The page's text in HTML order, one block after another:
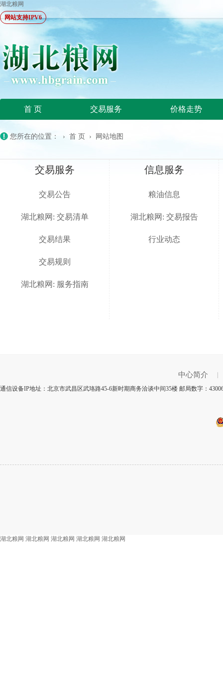
湖北粮网
网站支持IPV6
首 页 交易服务 价格走势
您所在的位置： › 首 页 › 网站地图
交易服务
交易公告
湖北粮网: 交易清单
交易结果
交易规则
湖北粮网: 服务指南
信息服务
粮油信息
湖北粮网: 交易报告
行业动态
中心简介
通信设备IP地址：北京市武昌区武珞路45-6新时期商务洽谈中间35楼 邮局数字：
湖北粮网 湖北粮网 湖北粮网 湖北粮网 湖北粮网